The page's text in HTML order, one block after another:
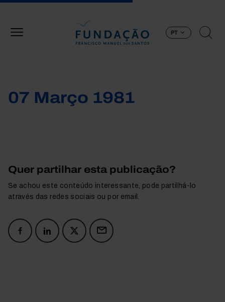
PT
07 Março 1981
Quer partilhar esta publicação?
Se achou este conteúdo interessante, pode partilhá-lo
através das redes sociais ou por email.